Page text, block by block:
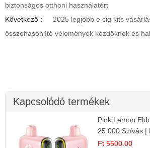
biztonságos otthoni használatért
Következő：
2025 legjobb e cig kits
összehasonlító vélemények kezdőknek és
Kapcsolódó termékek
Pink Lemon
25.000 Szívás |
Íz
Ft 5500.00